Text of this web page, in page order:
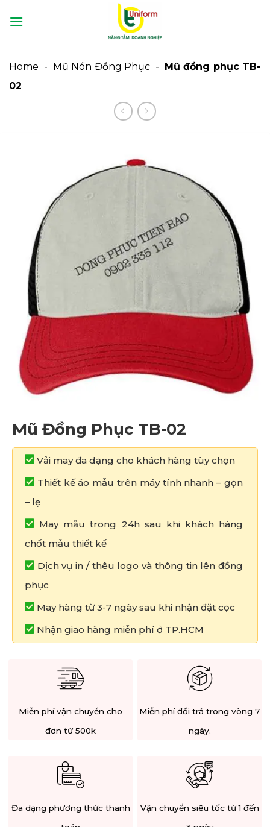
qua
Home - Mũ Nón Đồng Phục - Mũ đồng phục TB-
02
Mũ Đồng Phục TB-02
Vải may đa dạng cho khách hàng tùy chọn
Thiết kế áo mẫu trên máy tính nhanh – gọn
– lẹ
May mẫu trong 24h sau khi khách hàng
chốt mẫu thiết kế
Dịch vụ in / thêu logo và thông tin lên đồng
phục
May hàng từ 3-7 ngày sau khi nhận đặt cọc
Nhận giao hàng miễn phí ở TP.HCM
Miễn phí vận chuyển cho
đơn từ 500k
Miễn phí đổi trả trong vòng 7
ngày.
Đa dạng phương thức thanh
Vận chuyển siêu tốc từ 1 đến